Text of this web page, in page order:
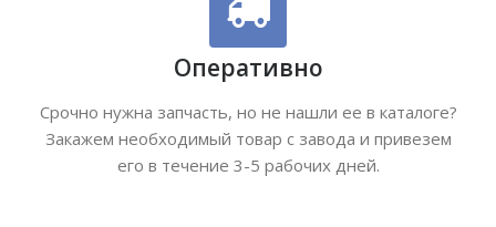
Оперативно
Срочно нужна запчасть, но не нашли ее в каталоге?
Закажем необходимый товар с завода и привезем
его в течение 3-5 рабочих дней.